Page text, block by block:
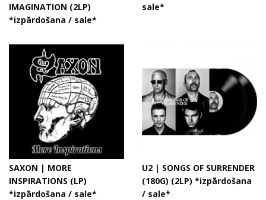
IMAGINATION (2LP)
*izpārdošana / sale*
sale*
SAXON | MORE
INSPIRATIONS (LP)
*izpārdošana / sale*
U2 | SONGS OF SURRENDER
(180G) (2LP) *izpārdošana
/ sale*